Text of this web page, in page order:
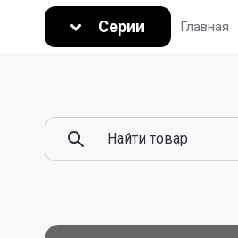
Серии Главная